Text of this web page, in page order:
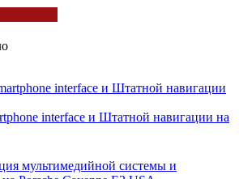
interface и Штатной навигации на